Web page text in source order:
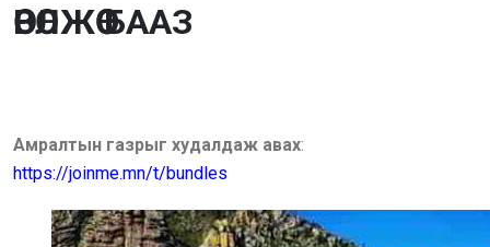
ӨВӨЛЖӨӨ БААЗ
Амралтын газрыг худалдаж авах:
https://joinme.mn/t/bundles